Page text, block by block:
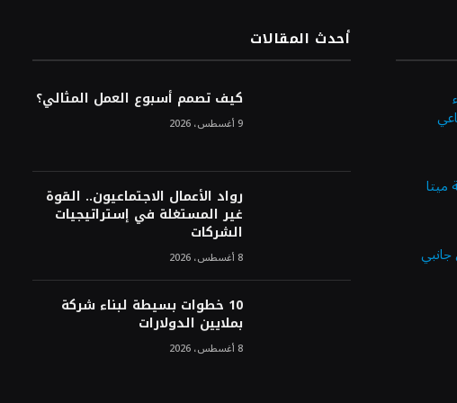
أحدث المقالات
كيف تصمم أسبوع العمل المثالي؟
9 أغسطس، 2026
رواد الأعمال الاجتماعيون.. القوة
غير المستغلة في إستراتيجيات
الشركات
8 أغسطس، 2026
10 خطوات بسيطة لبناء شركة
بملايين الدولارات
8 أغسطس، 2026